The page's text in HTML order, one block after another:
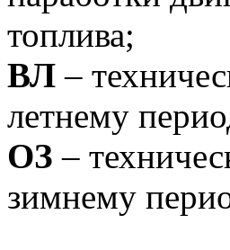
топлива;
ВЛ –
летнему
ОЗ –
зимнему